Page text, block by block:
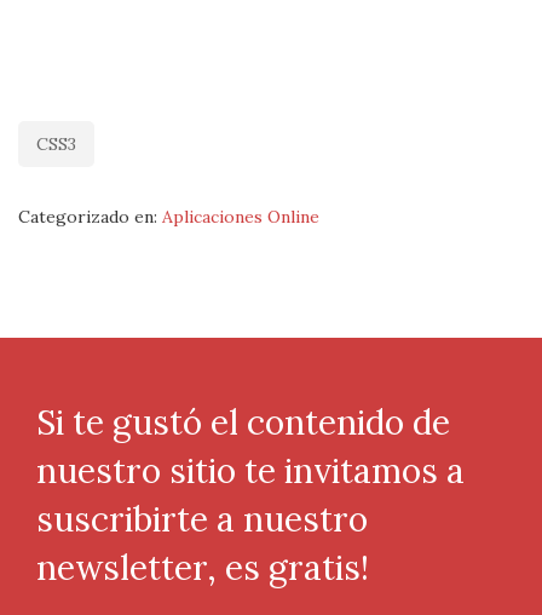
CSS3
Categorizado en: Aplicaciones Online
Si te gustó el contenido de
nuestro sitio te invitamos a
suscribirte a nuestro
newsletter, es gratis!